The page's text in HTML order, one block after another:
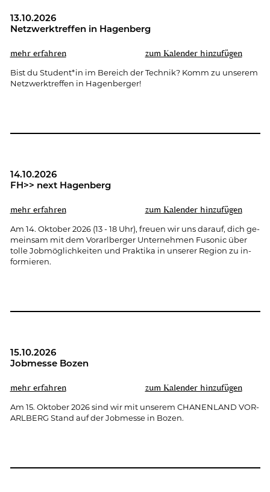
13.10.2026
Netz­werk­tref­fen in Ha­gen­berg
mehr er­fah­ren zum Ka­len­der hin­zu­fü­gen
Bist du Stu­dent*in im Be­reich der Tech­nik? Komm zu un­se­rem
Netz­werk­tref­fen in Ha­gen­ber­ger!
14.10.2026
FH>> next Ha­gen­berg
mehr er­fah­ren zum Ka­len­der hin­zu­fü­gen
Am 14. Ok­to­ber 2026 (13 - 18 Uhr), freu­en wir uns dar­auf, dich ge­
mein­sam mit dem Vor­arl­ber­ger Un­ter­neh­men Fu­so­nic über
tolle Job­mög­lich­kei­ten und Prak­ti­ka in un­se­rer Re­gi­on zu in­
for­mie­ren.
15.10.2026
Job­mes­se Bozen
mehr er­fah­ren zum Ka­len­der hin­zu­fü­gen
Am 15. Ok­to­ber 2026 sind wir mit un­se­rem CHA­NEN­LAND VOR­
ARL­BERG Stand auf der Job­mes­se in Bozen.